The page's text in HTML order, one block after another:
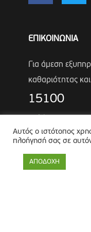
ΕΠΙΚΟΙΝΩΝΙΑ
Για άμεση
καθαριότητας
15100
Προστασίας
Θωμάς
Αυτός ο ιστότοπος
πλοήγησή σας σε
ΑΠΟΔΟΧΗ